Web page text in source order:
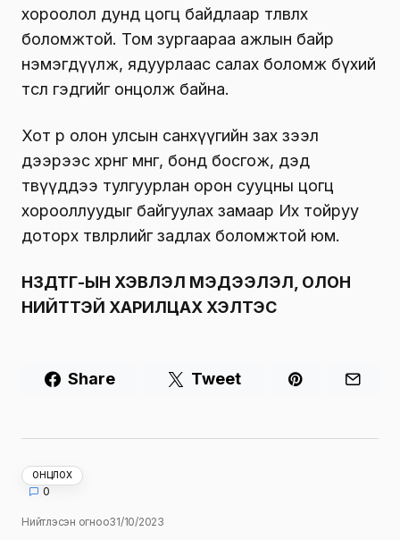
хороолол дунд цогц байдлаар төлөвлөх
боломжтой. Том зургаараа ажлын байр
нэмэгдүүлж, ядуурлаас салах боломж бүхий
төсөл гэдгийг онцолж байна.
Хот өөрөө олон улсын санхүүгийн зах зээл
дээрээс хөрөнгө мөнгө, бонд босгож, дэд
төвүүддээ тулгуурлан орон сууцны цогц
хорооллуудыг байгуулах замаар Их тойруу
доторх төвлөрлийг задлах боломжтой юм.
НЗДТГ-ЫН ХЭВЛЭЛ МЭДЭЭЛЭЛ, ОЛОН
НИЙТТЭЙ ХАРИЛЦАХ ХЭЛТЭС
Share Tweet
ОНЦЛОХ
0
Нийтлэсэн огноо31/10/2023